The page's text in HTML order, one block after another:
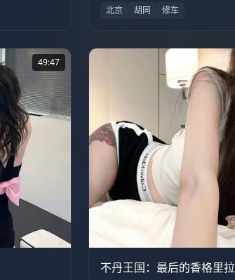
北京 胡同 修车
49:47
49:47
1.5万
不丹王国：最后的香格里拉